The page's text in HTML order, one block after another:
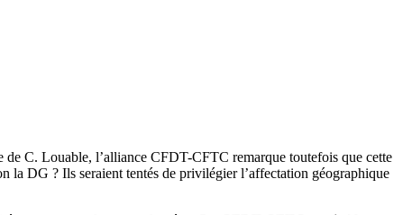
C. Louable, l’alliance CFDT-CFTC remarque toutefois que cette
la DG ? Ils seraient tentés de privilégier l’affectation géographique